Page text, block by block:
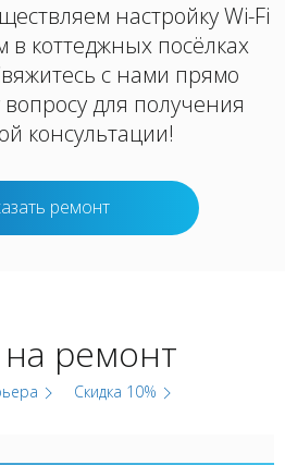
настройку Wi-Fi
коттеджных посёлках
с нами прямо
для получения
консультации!
ремонт
ремонт
Скидка 10%